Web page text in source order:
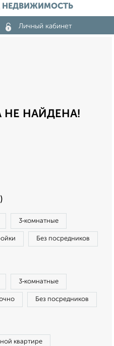
НЕДВИЖИМОСТЬ
Личный кабинет
НЕ НАЙДЕНА!
3‑комнатные
Без посредников
3‑комнатные
Без посредников
квартире